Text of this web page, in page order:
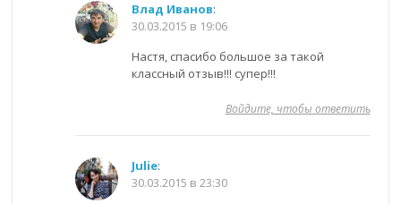
Влад Иванов:
30.03.2015 в 19:06
Настя, спасибо большое за такой
классный отзыв!!! супер!!!
Войдите, чтобы ответить
Julie:
30.03.2015 в 23:30